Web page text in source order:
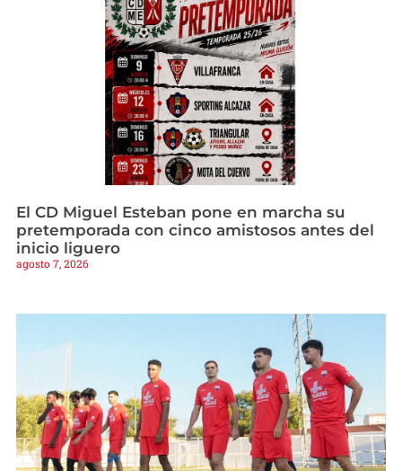
El CD Miguel Esteban pone en marcha su
pretemporada con cinco amistosos antes del
inicio liguero
agosto 7, 2026